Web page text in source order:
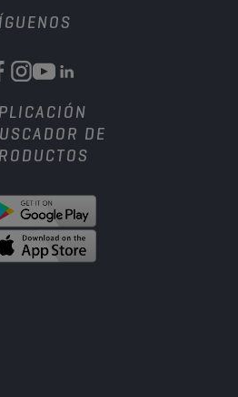
DE